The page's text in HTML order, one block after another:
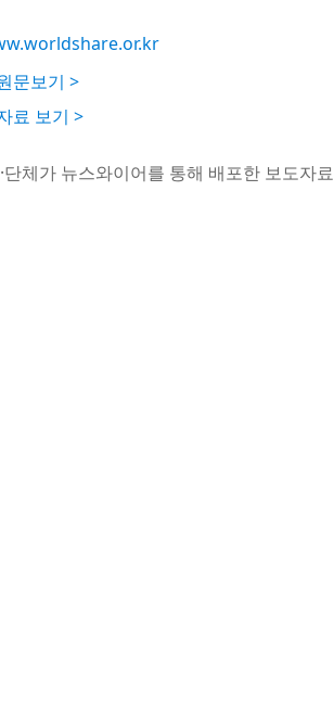
문보기 >
료 보기 >
단체가 뉴스와이어를 통해 배포한 보도자